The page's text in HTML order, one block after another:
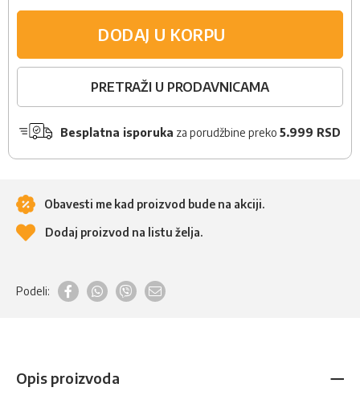
DODAJ U KORPU
PRETRAŽI U PRODAVNICAMA
Besplatna isporuka za porudžbine preko 5.999 RSD
Obavesti me kad proizvod bude na akciji.
Dodaj proizvod na listu želja.
Podeli:
Opis proizvoda